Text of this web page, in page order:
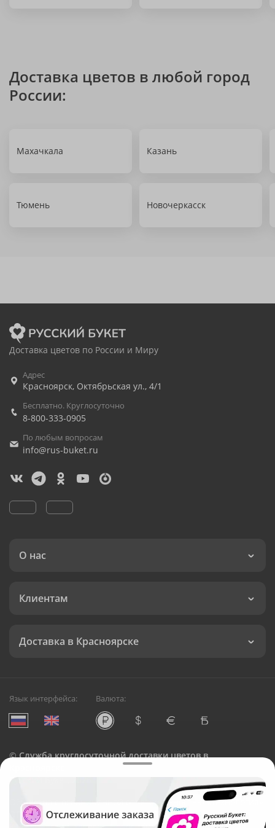
Доставка цветов в любой город
России:
Махачкала Казань
Тюмень Новочеркасск
Доставка цветов по России и Миру
Адрес
Красноярск, Октябрьская ул., 4/1
Бесплатно. Круглосуточно
8-800-333-0905
По любым вопросам
info@rus-buket.ru
О нас
Клиентам
Доставка в Красноярске
Язык интерфейса: Валюта:
©Служба круглосуточной доставки цветов в
Русский Букет, 2026
Общество с ограниченной ответственностью «Технология»
ОГРН: 1195476081745, ИНН: 5410081997